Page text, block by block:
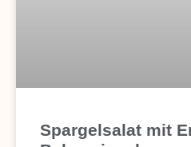
Spargelsalat mit